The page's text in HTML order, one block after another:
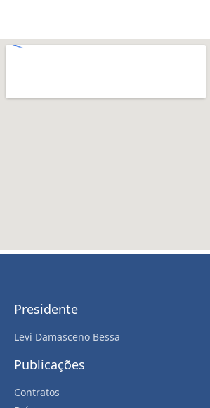
Presidente
Levi Damasceno Bessa
Publicações
Contratos